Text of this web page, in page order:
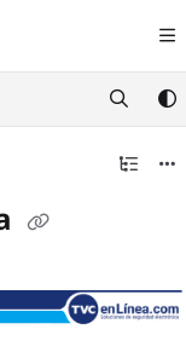
further.